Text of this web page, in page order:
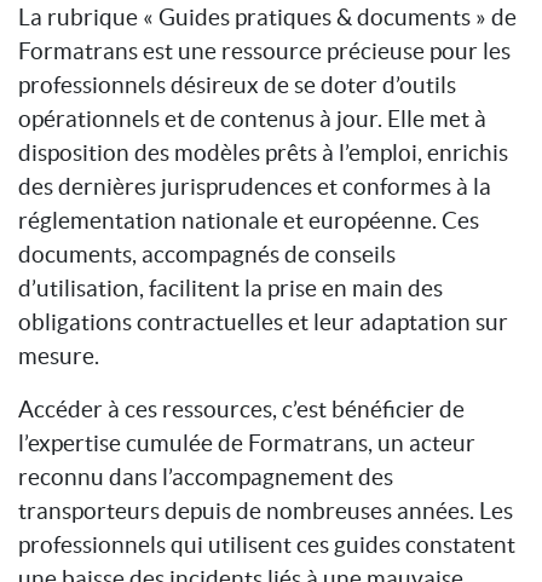
La rubrique « Guides pratiques & documents » de
Formatrans est une ressource précieuse pour les
professionnels désireux de se doter d’outils
opérationnels et de contenus à jour. Elle met à
disposition des modèles prêts à l’emploi, enrichis
des dernières jurisprudences et conformes à la
réglementation nationale et européenne. Ces
documents, accompagnés de conseils
d’utilisation, facilitent la prise en main des
obligations contractuelles et leur adaptation sur
mesure.
Accéder à ces ressources, c’est bénéficier de
l’expertise cumulée de Formatrans, un acteur
reconnu dans l’accompagnement des
transporteurs depuis de nombreuses années. Les
professionnels qui utilisent ces guides constatent